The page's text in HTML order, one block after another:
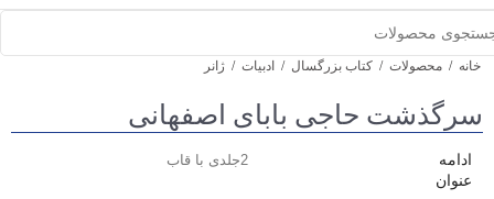
خانه / محصولات / کتاب بزرگسال / ادبیات / ژانر
سرگذشت حاجی بابای اصفهانی
ادامه
عنوان
2جلدی با قاب